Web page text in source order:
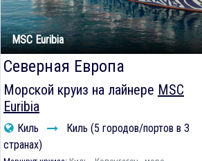
MSC Euribia
Северная Европа
Морской круиз на лайнере MSC
Euribia
Киль
Киль (5 городов/портов в 3
странах)